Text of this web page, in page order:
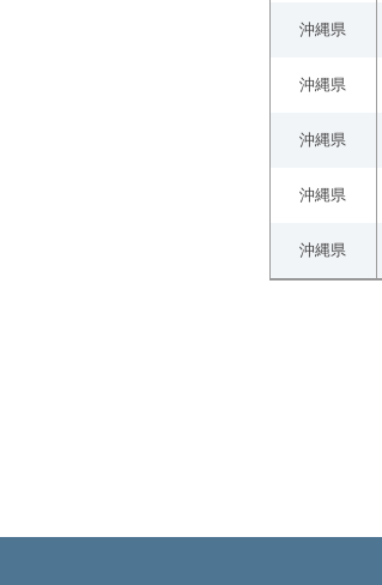
沖縄県
沖縄県
沖縄県
沖縄県
沖縄県